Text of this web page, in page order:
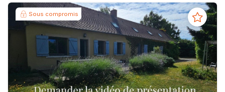
Sous compromis